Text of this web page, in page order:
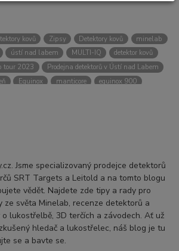
kovů Zipsy Detektory kovů
minelab
ústí nad labem MULTI-IQ
detektor kovů
tour 2023
Prodejna detektorů v Ústí nad Labem
Equinox manticore
equinox 900
Liberece Karlovy Vary
Equinox 900
Čechy
hledání pokladů
Jsme specializovaný prodejce detektorů
SRT Targets a Leitold a na tomto blogu
vědět. Najdete zde tipy a rady pro
ze světa Minelab, recenze detektorů a
lukostřelbě, 3D terčích a závodech. Ať už
hledač a lukostřelec, náš blog je tu
se a bavte se.